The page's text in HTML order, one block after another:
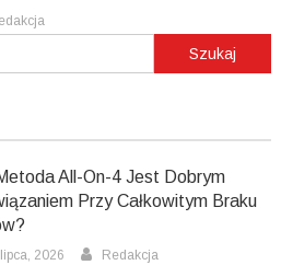
Szukaj:
All-On-4 Jest Dobrym
Przy Całkowitym Braku
2026 Redakcja